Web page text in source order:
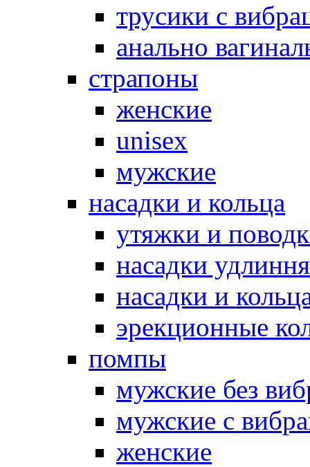
трусики с
анально
страпоны
женские
unisex
мужские
насадки и кольца
утяжки и
насадки
насадки и
эрекционные
помпы
мужские без
мужские с
женские